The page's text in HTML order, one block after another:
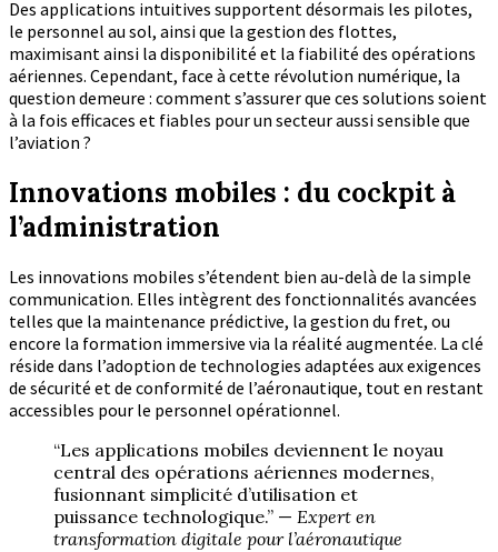
Des applications intuitives supportent désormais les pilotes,
le personnel au sol, ainsi que la gestion des flottes,
maximisant ainsi la disponibilité et la fiabilité des opérations
aériennes. Cependant, face à cette révolution numérique, la
question demeure : comment s’assurer que ces solutions soient
à la fois efficaces et fiables pour un secteur aussi sensible que
l’aviation ?
Innovations mobiles : du cockpit à
l’administration
Les innovations mobiles s’étendent bien au-delà de la simple
communication. Elles intègrent des fonctionnalités avancées
telles que la maintenance prédictive, la gestion du fret, ou
encore la formation immersive via la réalité augmentée. La clé
réside dans l’adoption de technologies adaptées aux exigences
de sécurité et de conformité de l’aéronautique, tout en restant
accessibles pour le personnel opérationnel.
“Les applications mobiles deviennent le noyau
central des opérations aériennes modernes,
fusionnant simplicité d’utilisation et
puissance technologique.” — Expert en
transformation digitale pour l’aéronautique